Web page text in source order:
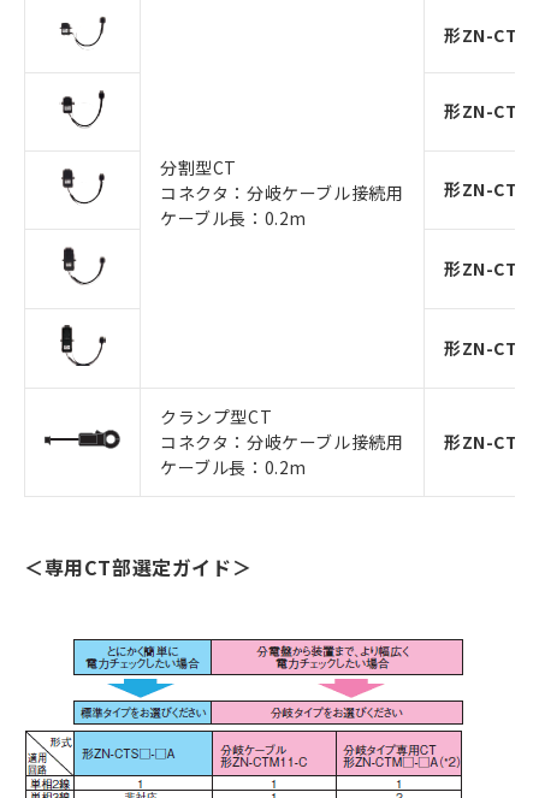
分割型CT
コネクタ：分岐ケーブル接続用
ケーブル長：0.2m
形ZN-
形ZN-
形ZN-
形ZN-
形ZN-
クランプ型CT
コネクタ：分岐ケーブル接続用
ケーブル長：0.2m
形ZN-
＜専用CT部選定ガイド＞